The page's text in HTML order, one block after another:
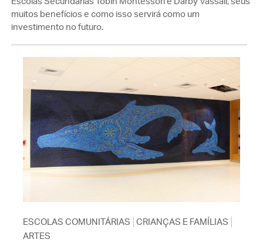
muitos benefícios e como isso servirá como um
investimento no futuro.
ESCOLAS COMUNITÁRIAS CRIANÇAS E FAMÍLIAS
ARTES